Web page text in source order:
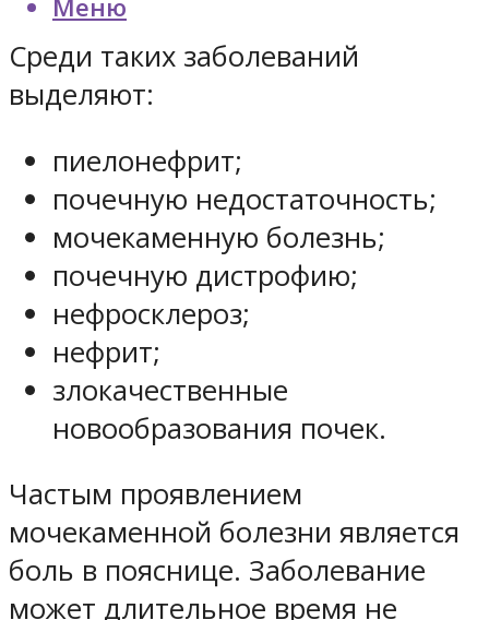
Меню
Среди таких заболеваний
выделяют:
пиелонефрит;
почечную недостаточность;
мочекаменную болезнь;
почечную дистрофию;
нефросклероз;
нефрит;
злокачественные
новообразования почек.
Частым проявлением
мочекаменной болезни является
боль в пояснице. Заболевание
может длительное время не